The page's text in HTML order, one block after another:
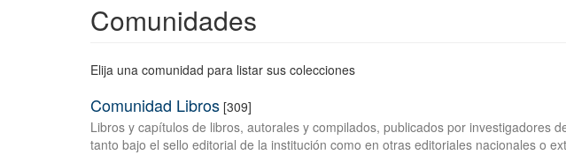
Comunidades
Elija una comunidad para listar sus colecciones
Comunidad Libros [309]
Libros y capítulos de libros, autorales y compilados, publicados por investigadores
tanto bajo el sello editorial de la institución como en otras editoriales nacionales o